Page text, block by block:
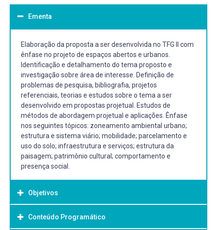
Ementa
Elaboração da proposta a ser desenvolvida no TFG II com
ênfase no projeto de espaços abertos e urbanos.
Identificação e detalhamento do tema proposto e
investigação sobre área de interesse. Definição de
problemas de pesquisa, bibliografia, projetos
referenciais, teorias e estudos sobre o tema a ser
desenvolvido em propostas projetual. Estudos de
métodos de abordagem projetual e aplicações. Ênfase
nos seguintes tópicos: zoneamento ambiental urbano;
estrutura e sistema viário; mobilidade; parcelamento e
uso do solo; infraestrutura e serviços; estrutura da
paisagem; patrimônio cultural; comportamento e
presença social.
Objetivos
Objetivo Geral:
Conteúdo Programático